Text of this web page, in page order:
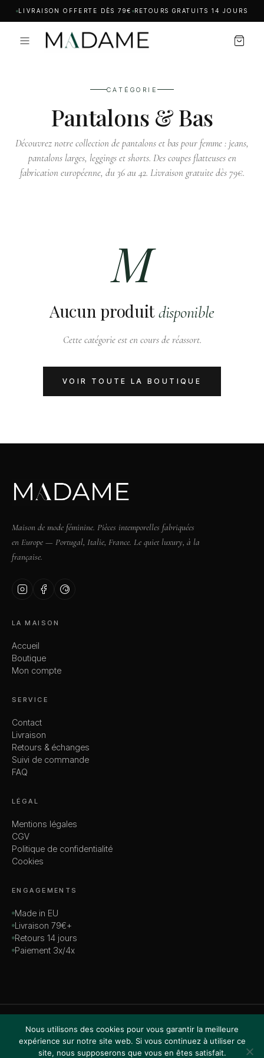
LIVRAISON OFFERTE DÈS 79€ RETOURS GRATUITS 14 JOURS
CATÉGORIE
Pantalons & Bas
Découvrez notre collection de pantalons et bas pour femme : jeans,
pantalons larges, leggings et shorts. Des coupes flatteuses en
fabrication européenne, du 36 au 42. Livraison gratuite dès 79€.
M
Aucun produitdisponible
Cette catégorie est en cours de réassort.
VOIR TOUTE LA BOUTIQUE
Maison de mode féminine. Pièces intemporelles fabriquées
en Europe — Portugal, Italie, France. Le quiet luxury, à la
française.
LA MAISON
Accueil
Boutique
Mon compte
SERVICE
Contact
Livraison
Retours & échanges
Suivi de commande
FAQ
LÉGAL
Mentions légales
CGV
Politique de confidentialité
Cookies
ENGAGEMENTS
Made in EU
Livraison 79€+
Retours 14 jours
Paiement 3x/4x
VISA · MASTERCARD · AMEX · PAYPAL
Nous utilisons des cookies pour vous garantir la meilleure
expérience sur notre site web. Si vous continuez à utiliser ce
site, nous supposerons que vous en êtes satisfait.